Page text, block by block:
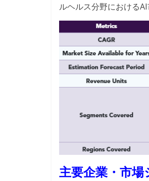
ルヘルス分野における
主要企業・市場